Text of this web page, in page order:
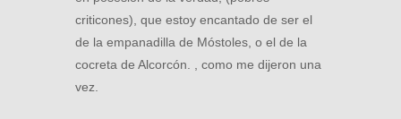
criticones), que estoy encantado de ser el
de la empanadilla de Móstoles, o el de la
cocreta de Alcorcón. , como me dijeron una
vez.